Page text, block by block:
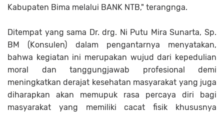
Kabupaten Bima melalui BANK NTB," terangnga.
Ditempat yang sama Dr. drg. Ni Putu Mira Sunarta, Sp.
BM (Konsulen) dalam pengantarnya menyatakan,
bahwa kegiatan ini merupakan wujud dari kepedulian
moral dan tanggungjawab profesional demi
meningkatkan derajat kesehatan masyarakat yang juga
diharapkan akan memupuk rasa percaya diri bagi
masyarakat yang memiliki cacat fisik khususnya